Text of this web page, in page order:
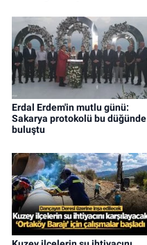
Erdal Erdem'in mutlu günü:
Sakarya protokolü bu düğünde
buluştu